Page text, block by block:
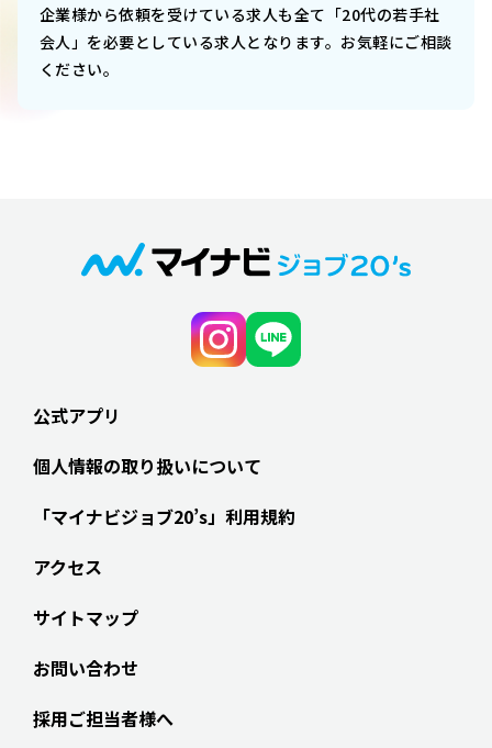
企業様から依頼を受けている求人も全て「20代の若手社
会人」を必要としている求人となります。お気軽にご相談
ください。
公式アプリ
個人情報の取り扱いについて
「マイナビジョブ20’s」利用規約
アクセス
サイトマップ
お問い合わせ
採用ご担当者様へ